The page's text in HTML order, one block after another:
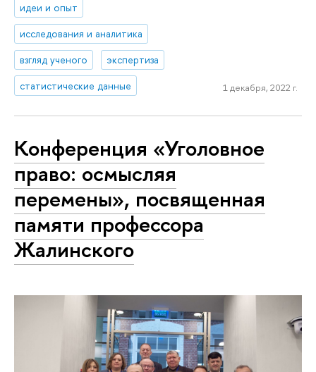
идеи и опыт
исследования и аналитика
взгляд ученого
экспертиза
статистические данные
1 декабря, 2022 г.
Конференция «Уголовное
право: осмысляя
перемены», посвященная
памяти профессора
Жалинского